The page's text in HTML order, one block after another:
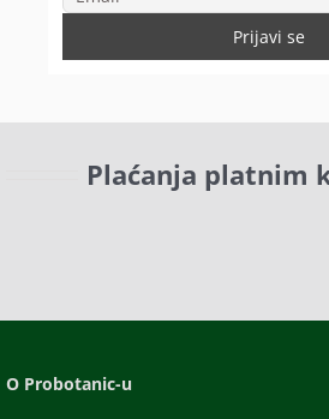
Plaćanja platnim
O Probotanic-u